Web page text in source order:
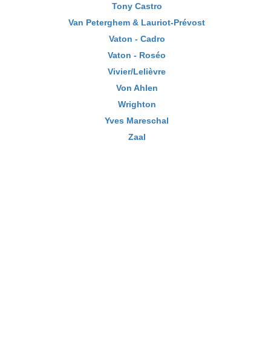
Tony Castro
Van Peterghem & Lauriot-Prévost
Vaton - Cadro
Vaton - Roséo
Vivier/Lelièvre
Von Ahlen
Wrighton
Yves Mareschal
Zaal